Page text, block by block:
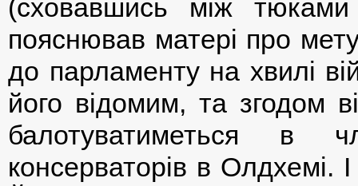
(сховавшись між тюками
пояснював матері про
до парламенту на хвилі
його відомим, та згодом
балотуватиметься в
консерваторів в Олдхемі.